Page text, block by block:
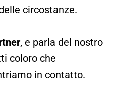
circostanze.
, e parla del nostro
coloro che
in contatto.